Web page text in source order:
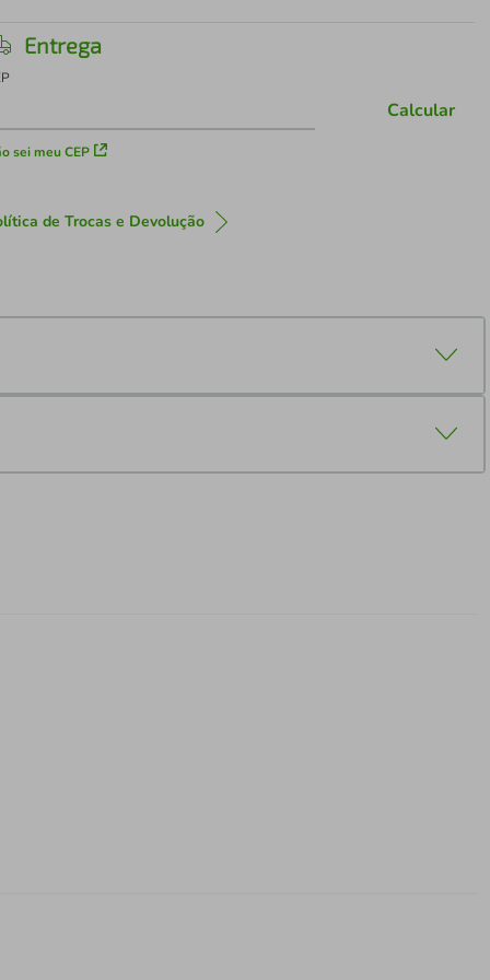
Entrega
sei meu CEP
Calcular
de Trocas e Devolução